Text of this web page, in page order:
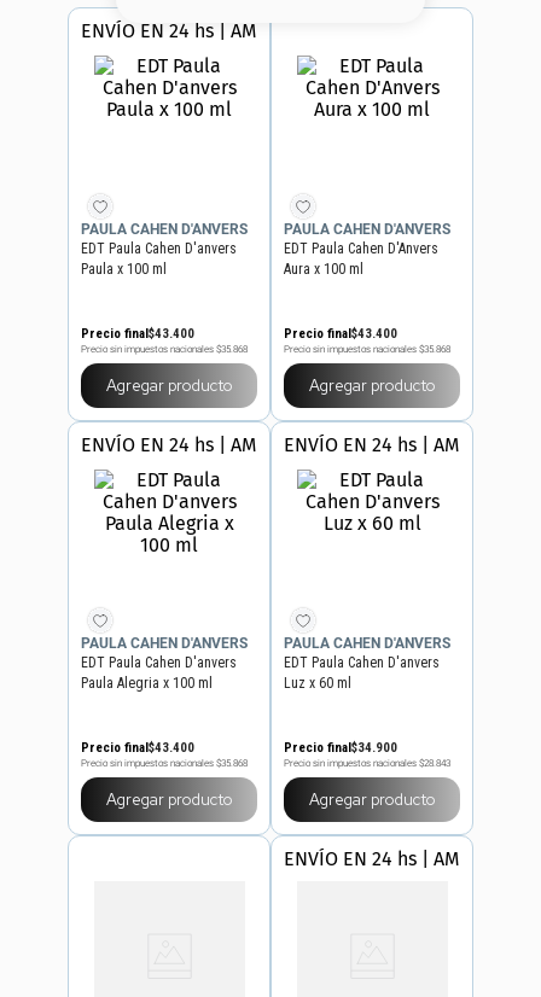
ENVÍO EN 24 hs | AMBA
PAULA CAHEN D'ANVERS
EDT Paula Cahen D'anvers
Paula x 100 ml
Precio final$43.400
Precio sin impuestos nacionales $35.868
Agregar producto
PAULA CAHEN D'ANVERS
EDT Paula Cahen D'Anvers
Aura x 100 ml
Precio final$43.400
Precio sin impuestos nacionales $35.868
Agregar producto
ENVÍO EN 24 hs | AMBA
PAULA CAHEN D'ANVERS
EDT Paula Cahen D'anvers
Paula Alegria x 100 ml
Precio final$43.400
Precio sin impuestos nacionales $35.868
Agregar producto
ENVÍO EN 24 hs | AMBA
PAULA CAHEN D'ANVERS
EDT Paula Cahen D'anvers
Luz x 60 ml
Precio final$34.900
Precio sin impuestos nacionales $28.843
Agregar producto
ENVÍO EN 24 hs | AMBA
serum